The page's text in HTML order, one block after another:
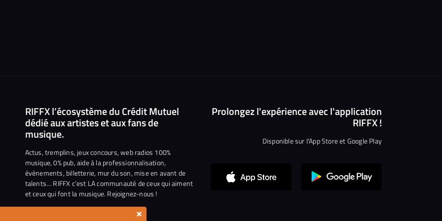
Salut c'est nous...
C'est OK pour vous ?
RIFFX l’écosystème du Crédit Mutuel
dédié aux artistes et aux fans de
musique.
Actus, tremplins, jeux concours, web radios 100%
musique, 0% pub, aide à la professionnalisation,
événements, billetterie, mur du son, mise en avant de
talents… RIFFX c’est LA communauté de ceux qui aiment
et ceux qui font la musique. Rejoignez-nous !
Prolongez l'expérience avec l'application
RIFFX !
Disponible sur l'App Store et Google Play
×